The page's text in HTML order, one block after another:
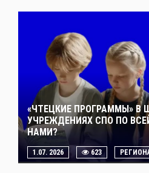
«ЧТЕЦКИЕ ПРОГРАММЫ» В
УЧРЕЖДЕНИЯХ СПО ПО
НАМИ?
1.07. 2026 623